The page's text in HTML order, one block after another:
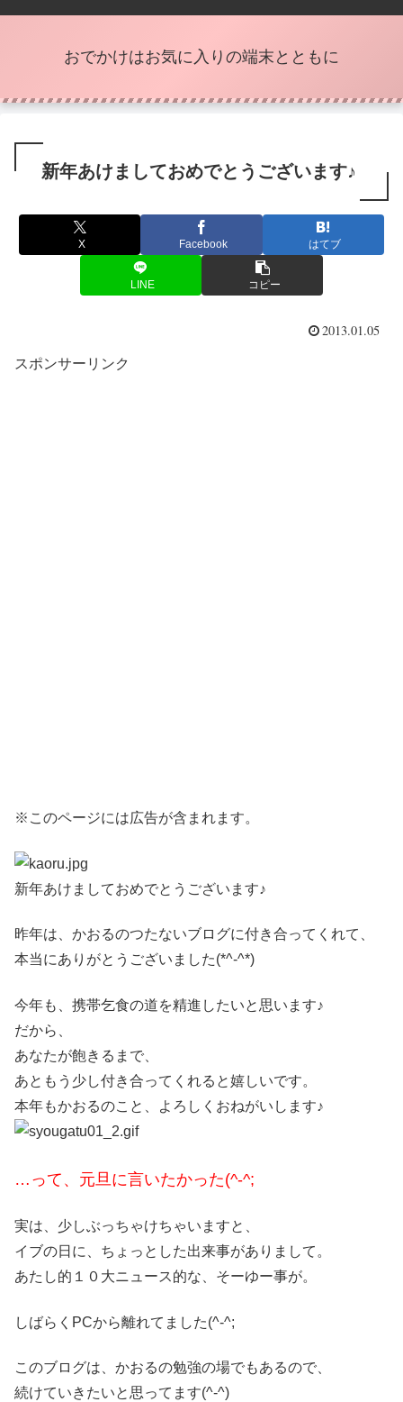
おでかけはお気に入りの端末とともに
新年あけましておめでとうございます♪
X Facebook はてブ
LINE コピー
2013.01.05
スポンサーリンク
※このページには広告が含まれます。
新年あけましておめでとうございます♪
昨年は、かおるのつたないブログに付き合ってくれて、
本当にありがとうございました(*^-^*)
今年も、携帯乞食の道を精進したいと思います♪
だから、
あなたが飽きるまで、
あともう少し付き合ってくれると嬉しいです。
本年もかおるのこと、よろしくおねがいします♪
…って、元旦に言いたかった(^-^;
実は、少しぶっちゃけちゃいますと、
イブの日に、ちょっとした出来事がありまして。
あたし的１０大ニュース的な、そーゆー事が。
しばらくPCから離れてました(^-^;
このブログは、かおるの勉強の場でもあるので、
続けていきたいと思ってます(^-^)